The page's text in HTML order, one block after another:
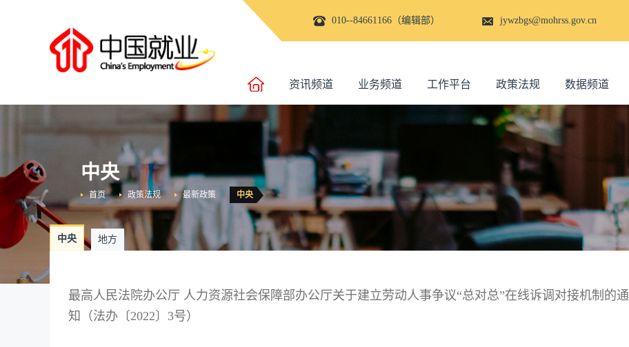
010--84661166（编辑部） jywzbgs@mohrss.gov.cn
资讯频道 业务频道 工作平台 政策法规 数据频道
中央
中央
最新政策
政策法规
首页
中央 地方
最高人民法院办公厅 人力资源社会保障部办公厅关于建立劳动人事争议“总对总”在线诉调对接机制的通
知（法办〔2022〕3号）